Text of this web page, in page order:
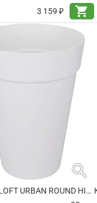
3 159 ₽
shopping_cart
search
КАШПО LOFT URBAN ROUND HIGH WHITE